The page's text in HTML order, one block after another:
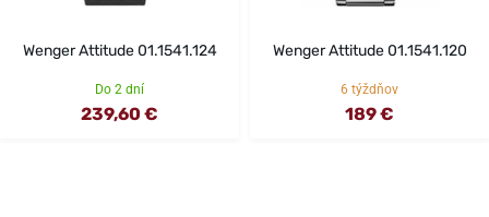
Wenger Attitude 01.1541.124
Do 2 dní
239,60 €
Wenger Attitude 01.1541.120
6 týždňov
189 €